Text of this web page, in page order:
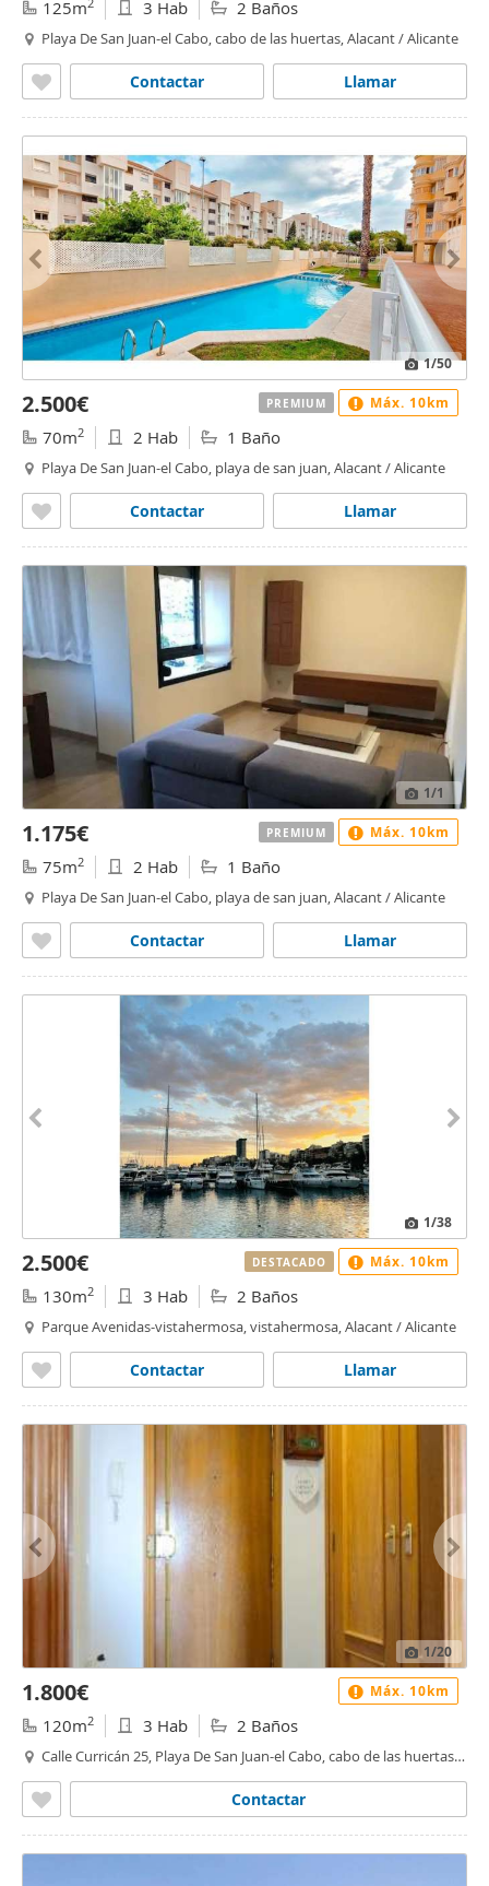
125m 3 Hab 2 Baños
Playa De San Juan-el Cabo, cabo de las huertas, Alacant / Alicante
Llamar
Contactar
1/50
2.500€
70m2 2 Hab 1 Baño
Playa De San Juan-el Cabo, playa de san juan, Alacant / Alicante
Llamar
Contactar
PREMIUM Máx. 10km
1/1
1.175€
75m2 2 Hab 1 Baño
Playa De San Juan-el Cabo, playa de san juan, Alacant / Alicante
Llamar
Contactar
PREMIUM Máx. 10km
1/38
2.500€
130m2 3 Hab 2 Baños
Parque Avenidas-vistahermosa, vistahermosa, Alacant / Alicante
Llamar
Contactar
DESTACADO Máx. 10km
1/20
1.800€
120m2 3 Hab 2 Baños
Calle Curricán 25, Playa De San Juan-el Cabo, cabo de las huertas,
Contactar
Máx. 10km